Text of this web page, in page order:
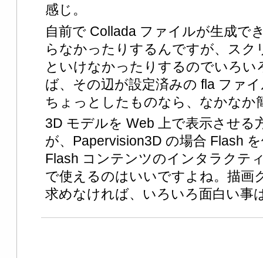
感じ。
自前で Collada ファイルが生成で
らなかったりするんですが、スク
といけなかったりするのでいろい
ば、その辺が設定済みの fla ファ
ちょっとしたものなら、なかなか
3D モデルを Web 上で表示させる
が、Papervision3D の場合 Flash
Flash コンテンツのインタラクテ
で使えるのはいいですよね。描画
求めなければ、いろいろ面白い事